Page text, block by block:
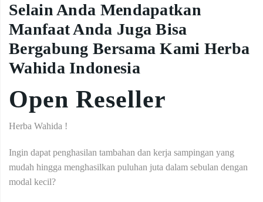
Selain Anda Mendapatkan
Manfaat Anda Juga Bisa
Bergabung Bersama Kami Herba
Wahida Indonesia
Open Reseller
Herba Wahida !
Ingin dapat penghasilan tambahan dan kerja sampingan yang
mudah hingga menghasilkan puluhan juta dalam sebulan dengan
modal kecil?